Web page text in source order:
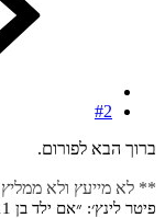
#2
ברוך הבא לפורום.
** לא מייעץ ולא